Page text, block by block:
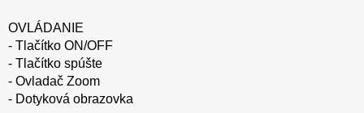
OVLÁDANIE
- Tlačítko ON/OFF
- Tlačítko spúšte
- Ovladač Zoom
- Dotyková obrazovka